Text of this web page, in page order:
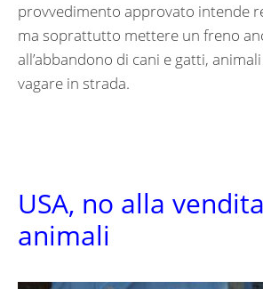
provvedimento approvato intende
ma soprattutto mettere un freno
all’abbandono di cani e gatti,
vagare in strada.
USA, no alla
animali